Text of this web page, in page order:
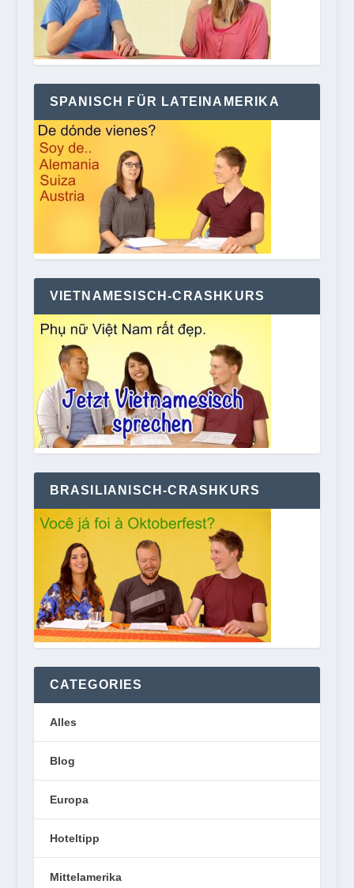
SPANISCH FÜR LATEINAMERIKA
VIETNAMESISCH-CRASHKURS
BRASILIANISCH-CRASHKURS
CATEGORIES
Alles
Blog
Europa
Hoteltipp
Mittelamerika